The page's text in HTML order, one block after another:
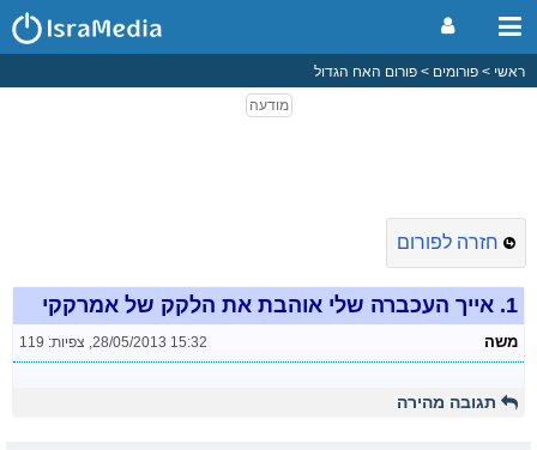
ראשי פורומים פורום האח הגדול
חזרה לפורום
1. אייך העכברה שלי אוהבת את הלקק של אמרקקי
משה 28/05/2013 15:32
, צפיות: 119
תגובה מהירה